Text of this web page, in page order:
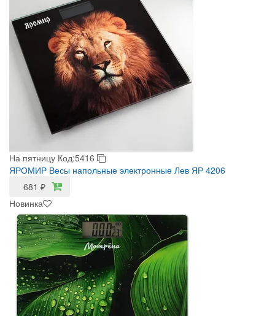
На пятницу Код:5416
ЯРОМИР Весы напольные электронные Лев ЯР 4206
681 ₽
Новинка